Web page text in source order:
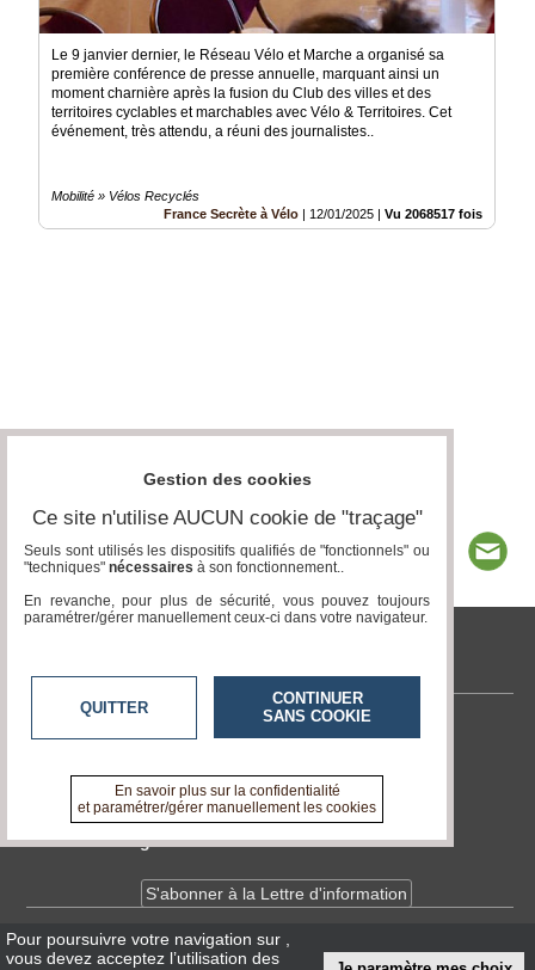
Le 9 janvier dernier, le Réseau Vélo et Marche a organisé sa
première conférence de presse annuelle, marquant ainsi un
moment charnière après la fusion du Club des villes et des
territoires cyclables et marchables avec Vélo & Territoires. Cet
événement, très attendu, a réuni des journalistes..
Mobilité » Vélos Recyclés
France Secrète à Vélo | 12/01/2025 | Vu 2068517 fois
tvlocale.fr
Contactez-nous
A propos de tvlocale.fr
Devenir délégué
S'abonner à la Lettre d'information
InfosCNIL/RGPD
Pour poursuivre votre navigation sur
vous devez acceptez l’utilisation des
Gestion des cookies
Ce site n'utilise AUCUN cookie de "traçage"
Seuls sont utilisés les dispositifs qualifiés de "fonctionnels" ou
"techniques" nécessaires à son fonctionnement..
En revanche, pour plus de sécurité, vous pouvez toujours
paramétrer/gérer manuellement ceux-ci dans votre navigateur.
QUITTER
CONTINUER
SANS COOKIE
En savoir plus sur la confidentialité
et paramétrer/gérer manuellement les cookies